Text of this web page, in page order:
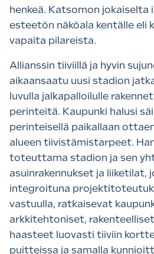
henkeä. Katsomon jokaiselta
esteetön näköala kentälle eli
vapaita pilareista.
Allianssin tiiviillä ja hyvin
aikaansaatu uusi stadion
luvulla jalkapalloilulle
perinteitä. Kaupunki halusi
perinteisellä paikallaan
alueen tiivistämistarpeet.
toteuttama stadion ja sen
asuinrakennukset ja liiketilat,
integroituna
vastuulla, ratkaisevat
arkkitehtoniset,
haasteet luovasti tiiviin
puitteissa ja samalla